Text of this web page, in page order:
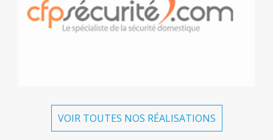
VOIR TOUTES NOS RÉALISATIONS